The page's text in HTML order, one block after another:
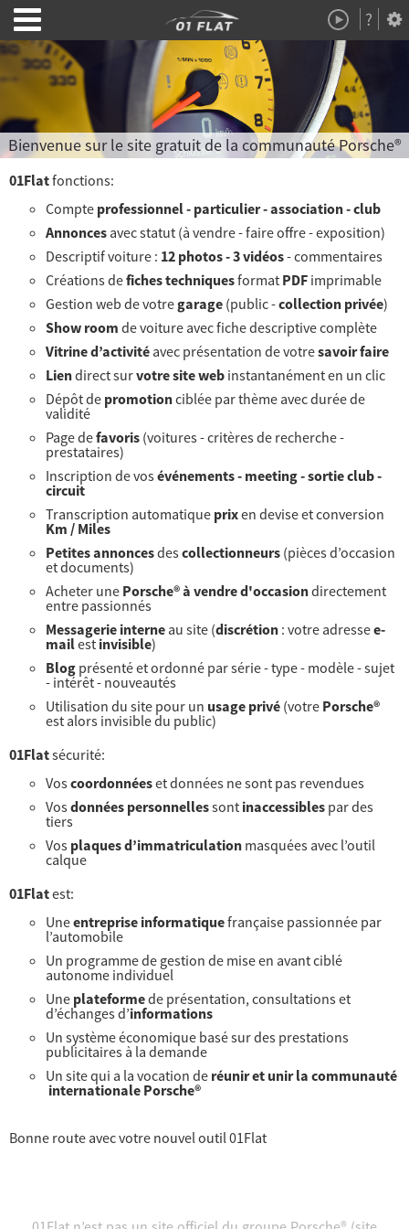
?
Démo
Bienvenue sur le site gratuit de la communauté Porsche®
01Flatfonctions:
Compte professionnel - particulier - association - club
Annonces avec statut (à vendre - faire offre - exposition)
Descriptif voiture : 12 photos - 3 vidéos- commentaires
Créations defiches techniquesformat PDF imprimable
Gestion web de votregarage (public -collection privée)
Show room de voiture avec fiche descriptive complète
Vitrine d’activité avec présentation de votresavoir faire
Liendirect survotre site web instantanément en un clic
Dépôt de promotionciblée par thème avec durée de
validité
Page defavoris (voitures - critères de recherche -
prestataires)
Inscription de vosévénements - meeting - sortie club -
circuit
Transcription automatique prixen devise et conversion
Km / Miles
Petites annoncesdescollectionneurs (pièces d’occasion
et documents)
Acheter une Porsche® à vendre d'occasiondirectement
entre passionnés
Messagerie interne au site (discrétion : votre adressee-
mailest invisible)
Blog présenté et ordonné par série - type - modèle - sujet
- intérêt - nouveautés
Utilisation du site pour un usage privé (votre Porsche®
est alors invisible du public)
01Flatsécurité:
Voscoordonnéeset données ne sont pas revendues
Vosdonnées personnellessont inaccessibles par des
tiers
Vos plaques d’immatriculation masquées avec l’outil
calque
01Flatest:
Uneentreprise informatiquefrançaise passionnée par
l’automobile
Un programme de gestion de mise en avant ciblé
autonome individuel
Une plateformede présentation, consultations et
d’échanges d’informations
Un système économique basé sur des prestations
publicitaires à la demande
Un site qui a la vocation de réunir et unir la communauté
internationale Porsche®
Bonne route avec votre nouvel outil 01Flat